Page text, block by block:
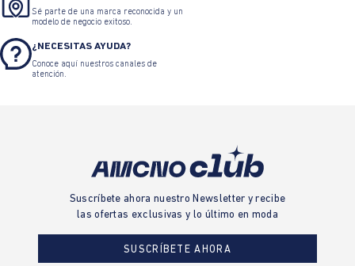
Sé parte de una marca reconocida y un
modelo de negocio exitoso.
¿NECESITAS AYUDA?
Conoce aquí nuestros canales de
atención.
Suscríbete ahora nuestro Newsletter y recibe
las ofertas exclusivas y lo último en moda
SUSCRÍBETE AHORA